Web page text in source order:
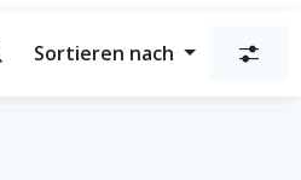
Sortieren nach